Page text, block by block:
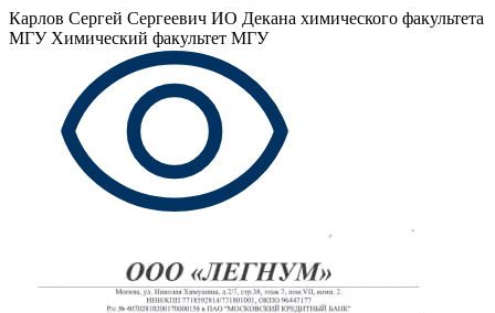
Карлов Сергей Сергеевич ИО Декана химического факультета
МГУ Химический факультет МГУ